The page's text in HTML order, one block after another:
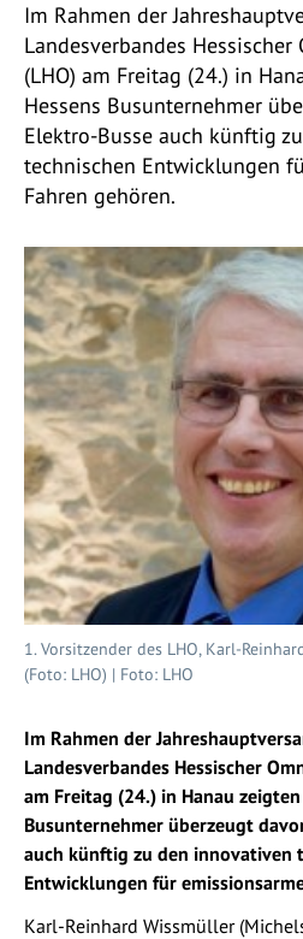
Im Rahmen der
Landesverbandes
(LHO) am Freitag (24.) in
Hessens Busunternehmer
Elektro-Busse auch künftig
technischen Entwicklungen
Fahren gehören.
1. Vorsitzender des LHO, Karl-
(Foto: LHO) | Foto: LHO
Im Rahmen der
Landesverbandes Hessischer
am Freitag (24.) in Hanau zeigten
Busunternehmer überzeugt
auch künftig zu den innovativen
Entwicklungen für
Karl-Reinhard Wissmüller